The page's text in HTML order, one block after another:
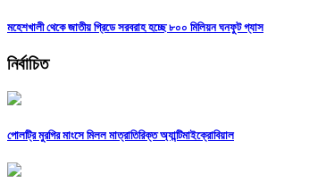
মহেশখালী থেকে জাতীয় গ্রিডে সরবরাহ হচ্ছে ৮০০ মিলিয়ন ঘনফুট গ্যাস
নির্বাচিত
পোলট্রি মুরগির মাংসে মিলল মাত্রাতিরিক্ত অ্যান্টিমাইক্রোবিয়াল